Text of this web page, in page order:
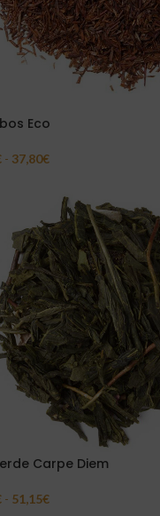
Eco
- 37,80€
Carpe Diem
- 51,15€